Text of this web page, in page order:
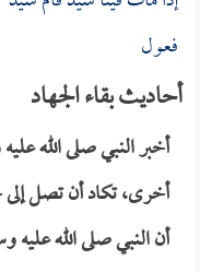
فعول
أحاديث بقاء الجهاد
أخبر النبي صلى الله
أخرى، تكاد أن تصل إلى
أن النبي صلى الله